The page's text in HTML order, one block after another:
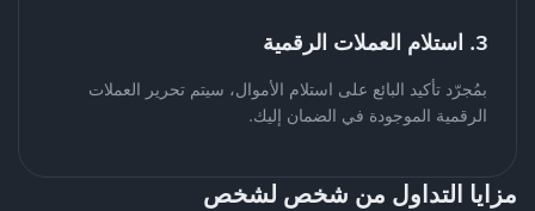
3. استلام العملات الرقمية
بمُجرّد تأكيد البائع على استلام الأموال، سيتم تحرير العملات
الرقمية الموجودة في الضمان إليك.
مزايا التداول من شخص لشخص